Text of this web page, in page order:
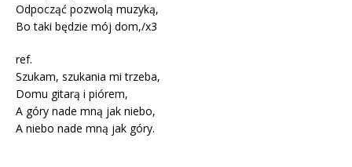
Odpocząć pozwolą muzyką,
Bo taki będzie mój dom,/x3
ref.
Szukam, szukania mi trzeba,
Domu gitarą i piórem,
A góry nade mną jak niebo,
A niebo nade mną jak góry.